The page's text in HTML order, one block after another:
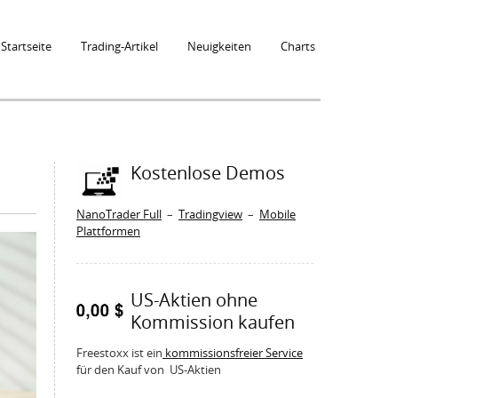
Startseite Trading-Artikel Neuigkeiten Charts
Kostenlose Demos
NanoTrader Full – Tradingview – Mobile
Plattformen
US-Aktien ohne
Kommission kaufen
Freestoxx ist ein kommissionsfreier Service
für den Kauf von US-Aktien